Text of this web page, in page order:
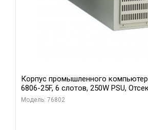
Корпус промышленного
6806-25F, 6 слотов, 250W PSU,
1*3.5"ext)
Модель: 76802